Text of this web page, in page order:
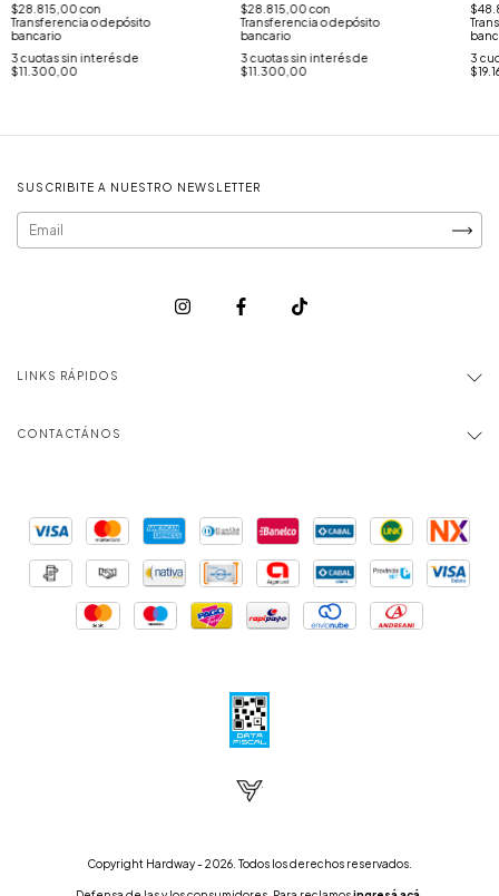
$28.815,00con
Transferencia o depósito
bancario
3 cuotas sin interés de
$11.300,00
$28.815,00con
Transferencia o depósito
bancario
3 cuotas sin interés de
$11.300,00
3
SUSCRIBITE A NUESTRO NEWSLETTER
LINKS RÁPIDOS
CONTACTÁNOS
Copyright Hardway - 2026. Todos los derechos reservados.